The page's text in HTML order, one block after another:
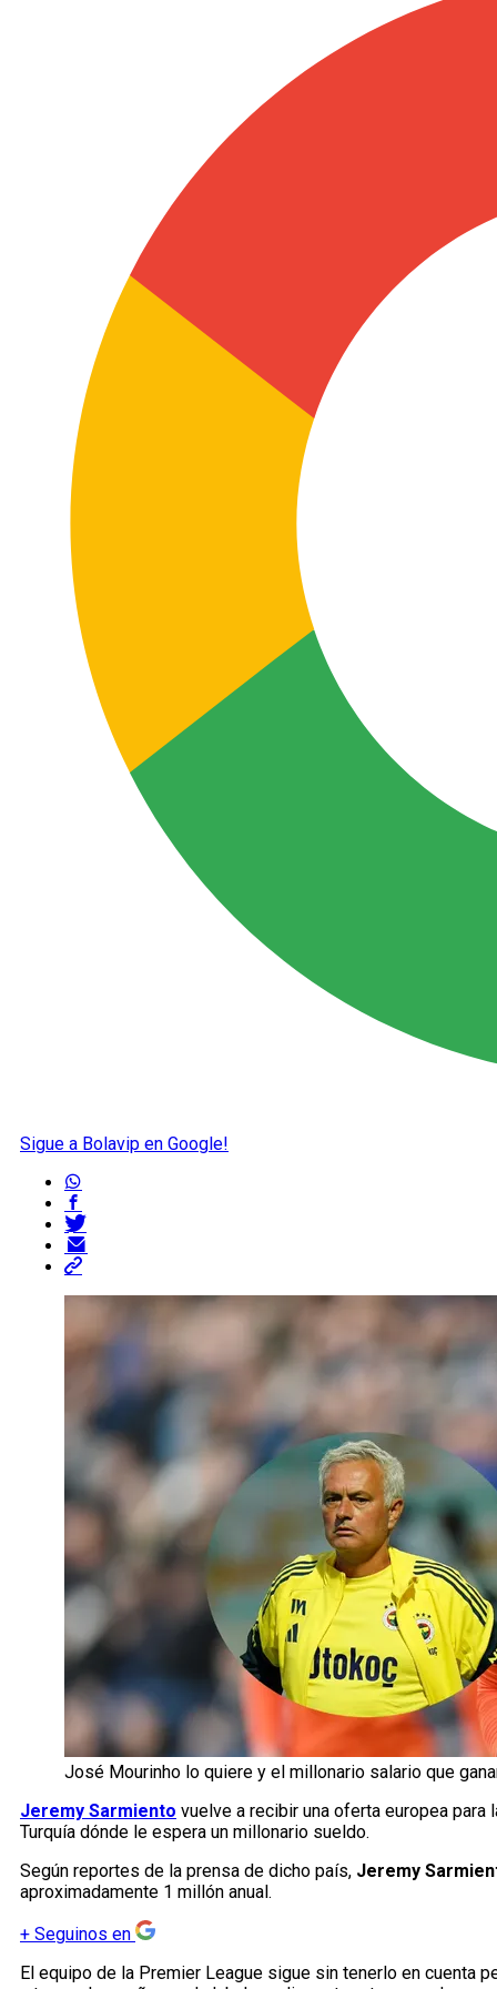
Sigue a Bolavip en Google!
José Mourinho lo quiere y el millonario salario que
Jeremy Sarmiento vuelve a recibir una oferta europea
Turquía dónde le espera un millonario sueldo.
Según reportes de la prensa de dicho país, Jeremy
aproximadamente 1 millón anual.
+ Seguinos en
El equipo de la Premier League sigue sin tenerlo en cuenta